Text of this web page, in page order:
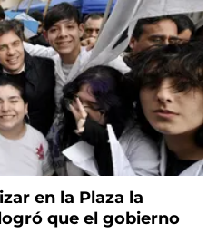
en la Plaza la
que el gobierno